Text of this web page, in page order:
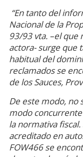
“En tanto del
Nacional de la
93/93 vta. –el que
actora- surge que
habitual del
reclamados se
de los Sauces,
De este modo, no
modo
la normativa
acreditado en
FOW466 se